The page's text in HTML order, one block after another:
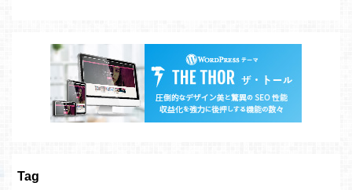
Tag